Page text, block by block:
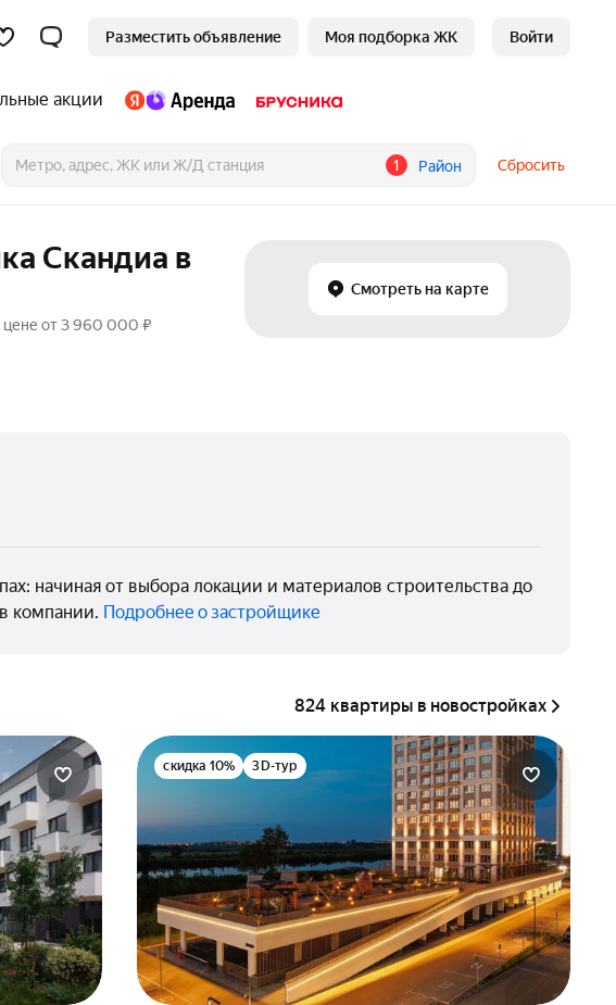
Разместить объявление Моя подборка ЖК Войти
акции
1 Район Сбросить
Скандиа в
цене от 3 960 000 ₽
Смотреть на карте
начиная от выбора локации и материалов строительства до
компании. Подробнее о застройщике
824 квартиры в новостройках
скидка 10% 3D-тур